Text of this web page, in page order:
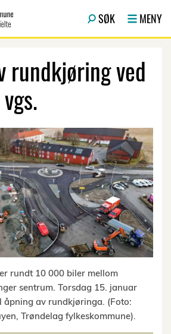
SØK MENY
rundkjøring ved
rundt 10 000 biler mellom
sentrum. Torsdag 15. januar
åpning av rundkjøringa. (Foto:
Trøndelag fylkeskommune).